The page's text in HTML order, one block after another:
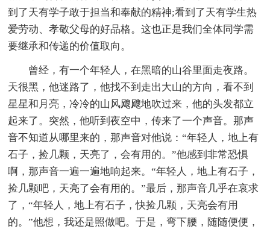
到了天有学子敢于担当和奉献的精神;看到了天有学生热
爱劳动、孝敬父母的好品格。这也正是我们全体同学需
要继承和传递的价值取向。
曾经，有一个年轻人，在黑暗的山谷里面走夜路。
天很黑，他迷路了，他找不到走出大山的方向，看不到
星星和月亮，冷冷的山风飕飕地吹过来，他的头发都立
起来了。突然，他听到夜空中，传来了一个声音。那声
音不知道从哪里来的，那声音对他说：“年轻人，地上有
石子，捡几颗，天亮了，会有用的。”他感到非常恐惧
啊，那声音一遍一遍地响起来。“年轻人，地上有石子，
捡几颗吧，天亮了会有用的。”最后，那声音几乎在哀求
了，“年轻人，地上有石子，快捡几颗，天亮会有用
的。”他想，我还是照做吧。于是，弯下腰，随随便便，